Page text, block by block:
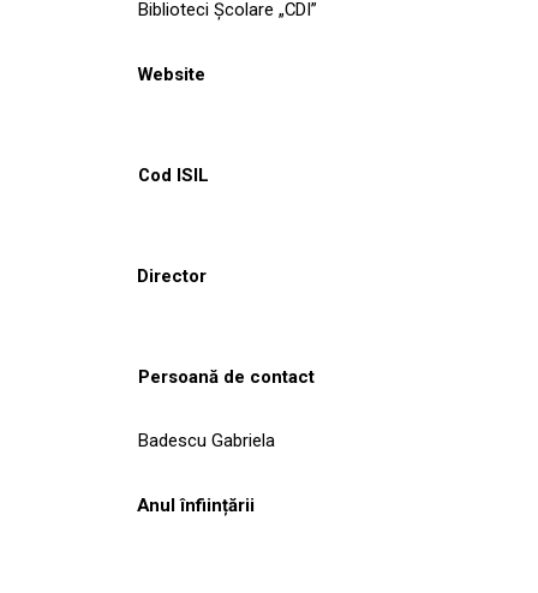
Biblioteci Școlare „CDI”
Website
Cod ISIL
Director
Persoană de contact
Badescu Gabriela
Anul înființării